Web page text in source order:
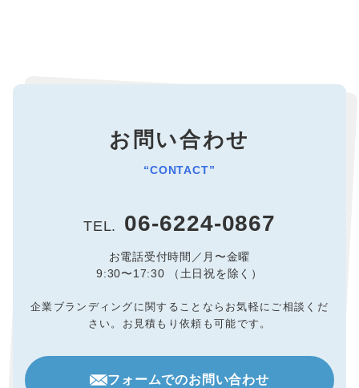
お問い合わせ
“CONTACT”
TEL. 06-6224-0867
お電話受付時間／月〜金曜
9:30〜17:30 （土日祝を除く）
企業ブランディングに関することならお気軽にご相談くだ
さい。 お見積もり依頼も可能です。
フォームでのお問い合わせ